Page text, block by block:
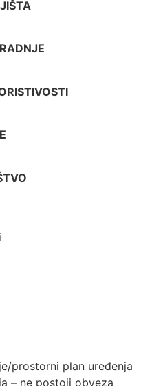
prostorni plan uređenja
– ne postoji obveza